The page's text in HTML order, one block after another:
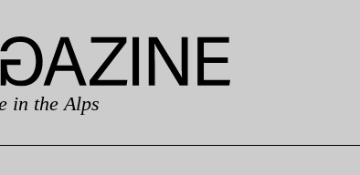
in the Alps